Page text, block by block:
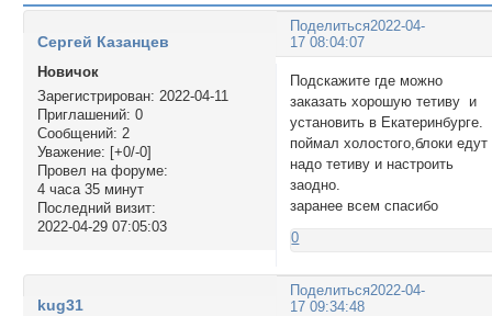
Поделиться2022-04-
17 08:04:07
Сергей Казанцев
Новичок
Зарегистрирован: 2022-04-11
Приглашений: 0
Сообщений: 2
Уважение: [+0/-0]
Провел на форуме:
4 часа 35 минут
Последний визит:
2022-04-29 07:05:03
Подскажите где можно
заказать хорошую тетиву и
установить в Екатеринбурге.
поймал холостого,блоки едут
надо тетиву и настроить
заодно.
заранее всем спасибо
0
Поделиться2022-04-
17 09:34:48
kug31